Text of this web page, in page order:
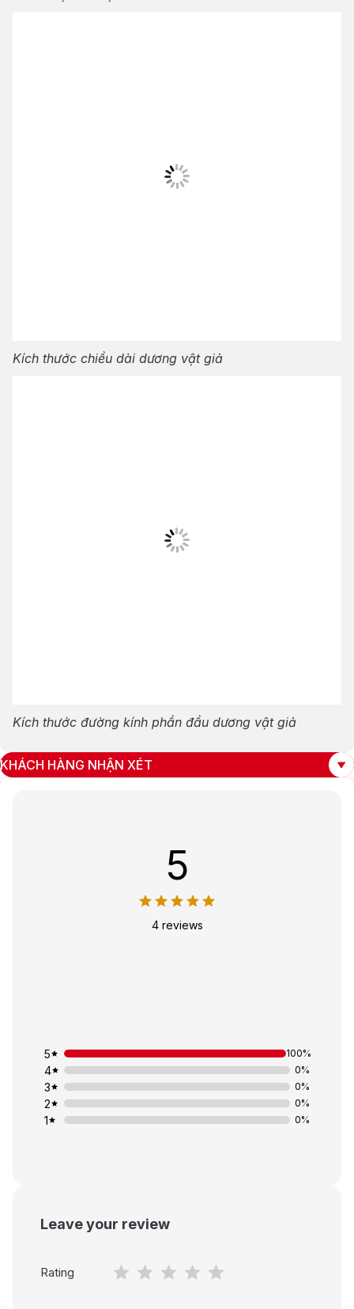
Kích thước chiều dài dương vật giả
Kích thước đường kính phần đầu dương vật giả
KHÁCH HÀNG NHẬN XÉT
5
4 reviews
1 0%
2 0%
3 0%
4 0%
5 100%
Leave your review
Rating